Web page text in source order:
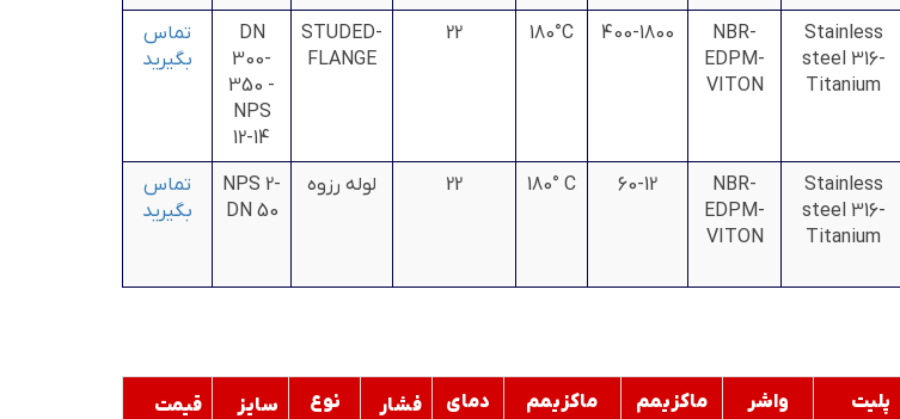
Stainless
steel 316-
Titanium
NBR-
EDPM-
VITON
400-1800
180°C
22
STUDED-
FLANGE
DN
300-
350 -
NPS
12-14
تماس
بگیرید
Stainless
steel 316-
Titanium
NBR-
EDPM-
VITON
60-12
180° C
22 لوله رزوه
NPS 2-
DN 50
تماس
بگیرید
پلیت
واشر
ماکزیمم
ماکزیمم
دمای
فشار
نوع
سایز
قیمت